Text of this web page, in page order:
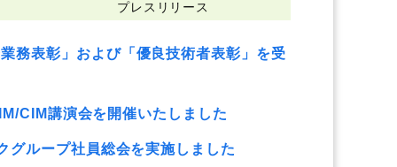
プレスリリース
務表彰」および「優良技術者表彰」を受
CIM講演会を開催いたしました
グループ社員総会を実施しました